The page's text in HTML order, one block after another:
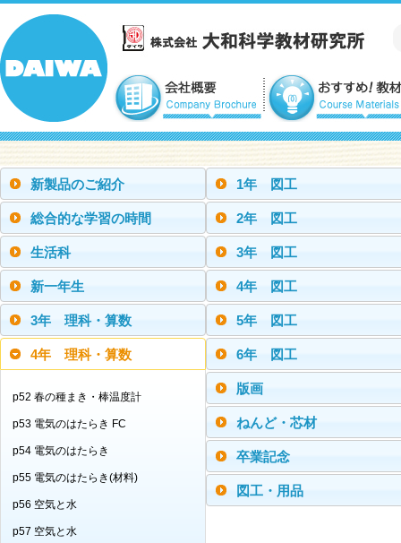
新製品のご紹介
総合的な学習の時間
生活科
新一年生
3年 理科・算数
4年 理科・算数
p52 春の種まき・棒温度計
p53 電気のはたらき FC
p54 電気のはたらき
p55 電気のはたらき(材料)
p56 空気と水
p57 空気と水
1年 図工
2年 図工
3年 図工
4年 図工
5年 図工
6年 図工
版画
ねんど・芯材
卒業記念
図工・用品